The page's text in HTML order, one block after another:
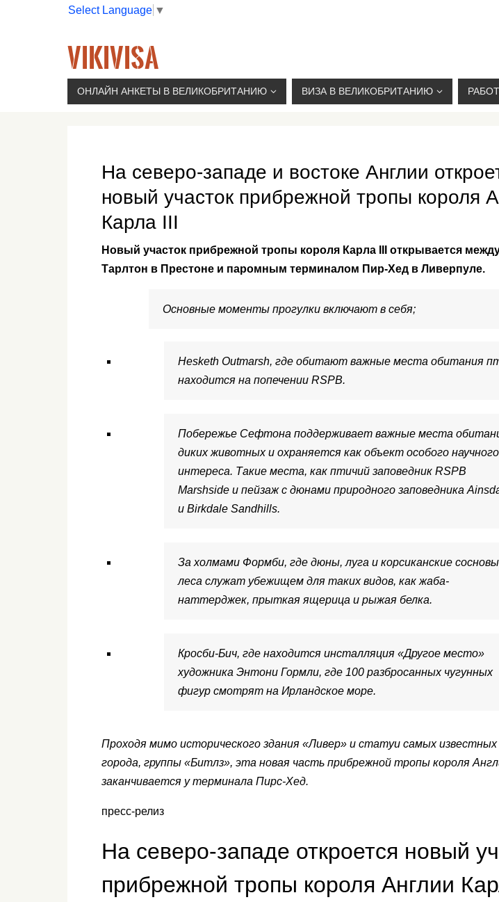
Select Language ▼
VIKIVISA
Г. МОСКВА, 2-Й СЫРОМЯТНИЧЕСКИЙ ПЕР., 11, М. КУРСКАЯ, +7(926)734-03-33,
ОНЛАЙН АНКЕТЫ В ВЕЛИКОБРИТАНИЮ ВИЗА В ВЕЛИКОБРИТАНИЮ
На северо-западе и востоке Англии
новый участок прибрежной тропы короля
Карла III
Новый участок прибрежной тропы короля Карла III открывается
Тарлтон в Престоне и паромным терминалом Пир-Хед в Ливерпуле.
Основные моменты прогулки включают в себя;
Hesketh Outmarsh, где обитают важные места обитания
находится на попечении RSPB.
Побережье Сефтона поддерживает важные места
диких животных и охраняется как объект особого научного
интереса. Такие места, как птичий заповедник RSPB
Marshside и пейзаж с дюнами природного заповедника
и Birkdale Sandhills.
За холмами Формби, где дюны, луга и корсиканские
леса служат убежищем для таких видов, как жаба-
наттерджек, прыткая ящерица и рыжая белка.
Кросби-Бич, где находится инсталляция «Другое место»
художника Энтони Гормли, где 100 разбросанных чугунных
фигур смотрят на Ирландское море.
Проходя мимо исторического здания «Ливер» и статуи самых
города, группы «Битлз», эта новая часть прибрежной тропы короля
заканчивается у терминала Пирс-Хед.
пресс-релиз
На северо-западе откроется новый
прибрежной тропы короля Англии